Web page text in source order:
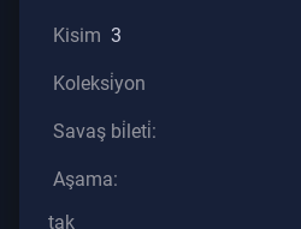
Kisim 3
Koleksi̇yon
Savaş bi̇leti̇:
Aşama:
tak